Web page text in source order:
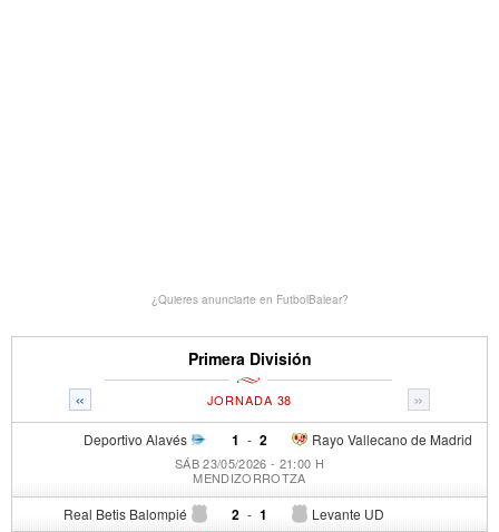
¿Quieres anunciarte en FutbolBalear?
Primera División
« »
JORNADA 38
Deportivo Alavés 1 - Rayo Vallecano de Madrid
2
SÁB 23/05/2026 - 21:00 H
MENDIZORROTZA
Real Betis Balompié 2 - Levante UD
1